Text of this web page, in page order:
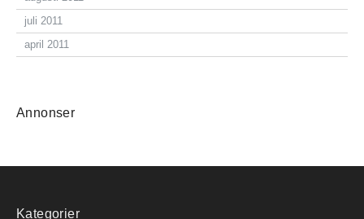
juli 2011
april 2011
Annonser
Kategorier